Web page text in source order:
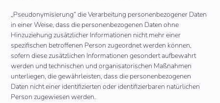
„Pseudonymisierung“ die Verarbeitung personenbezogener Daten
in einer Weise, dass die personenbezogenen Daten ohne
Hinzuziehung zusätzlicher Informationen nicht mehr einer
spezifischen betroffenen Person zugeordnet werden können,
sofern diese zusätzlichen Informationen gesondert aufbewahrt
werden und technischen und organisatorischen Maßnahmen
unterliegen, die gewährleisten, dass die personenbezogenen
Daten nicht einer identifizierten oder identifizierbaren natürlichen
Person zugewiesen werden.